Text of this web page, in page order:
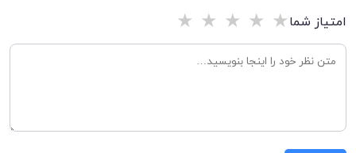
امتیاز شما★
★
★
★
★